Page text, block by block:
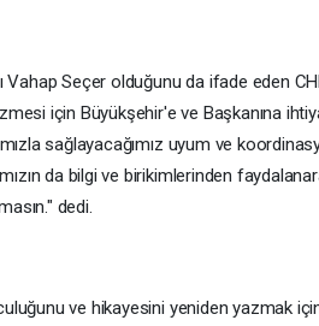
Vahap Seçer olduğunu da ifade eden
için Büyükşehir'e ve Başkanına
sağlayacağımız uyum ve
da bilgi ve birikimlerinden
dedi.
ve hikayesini yeniden yazmak